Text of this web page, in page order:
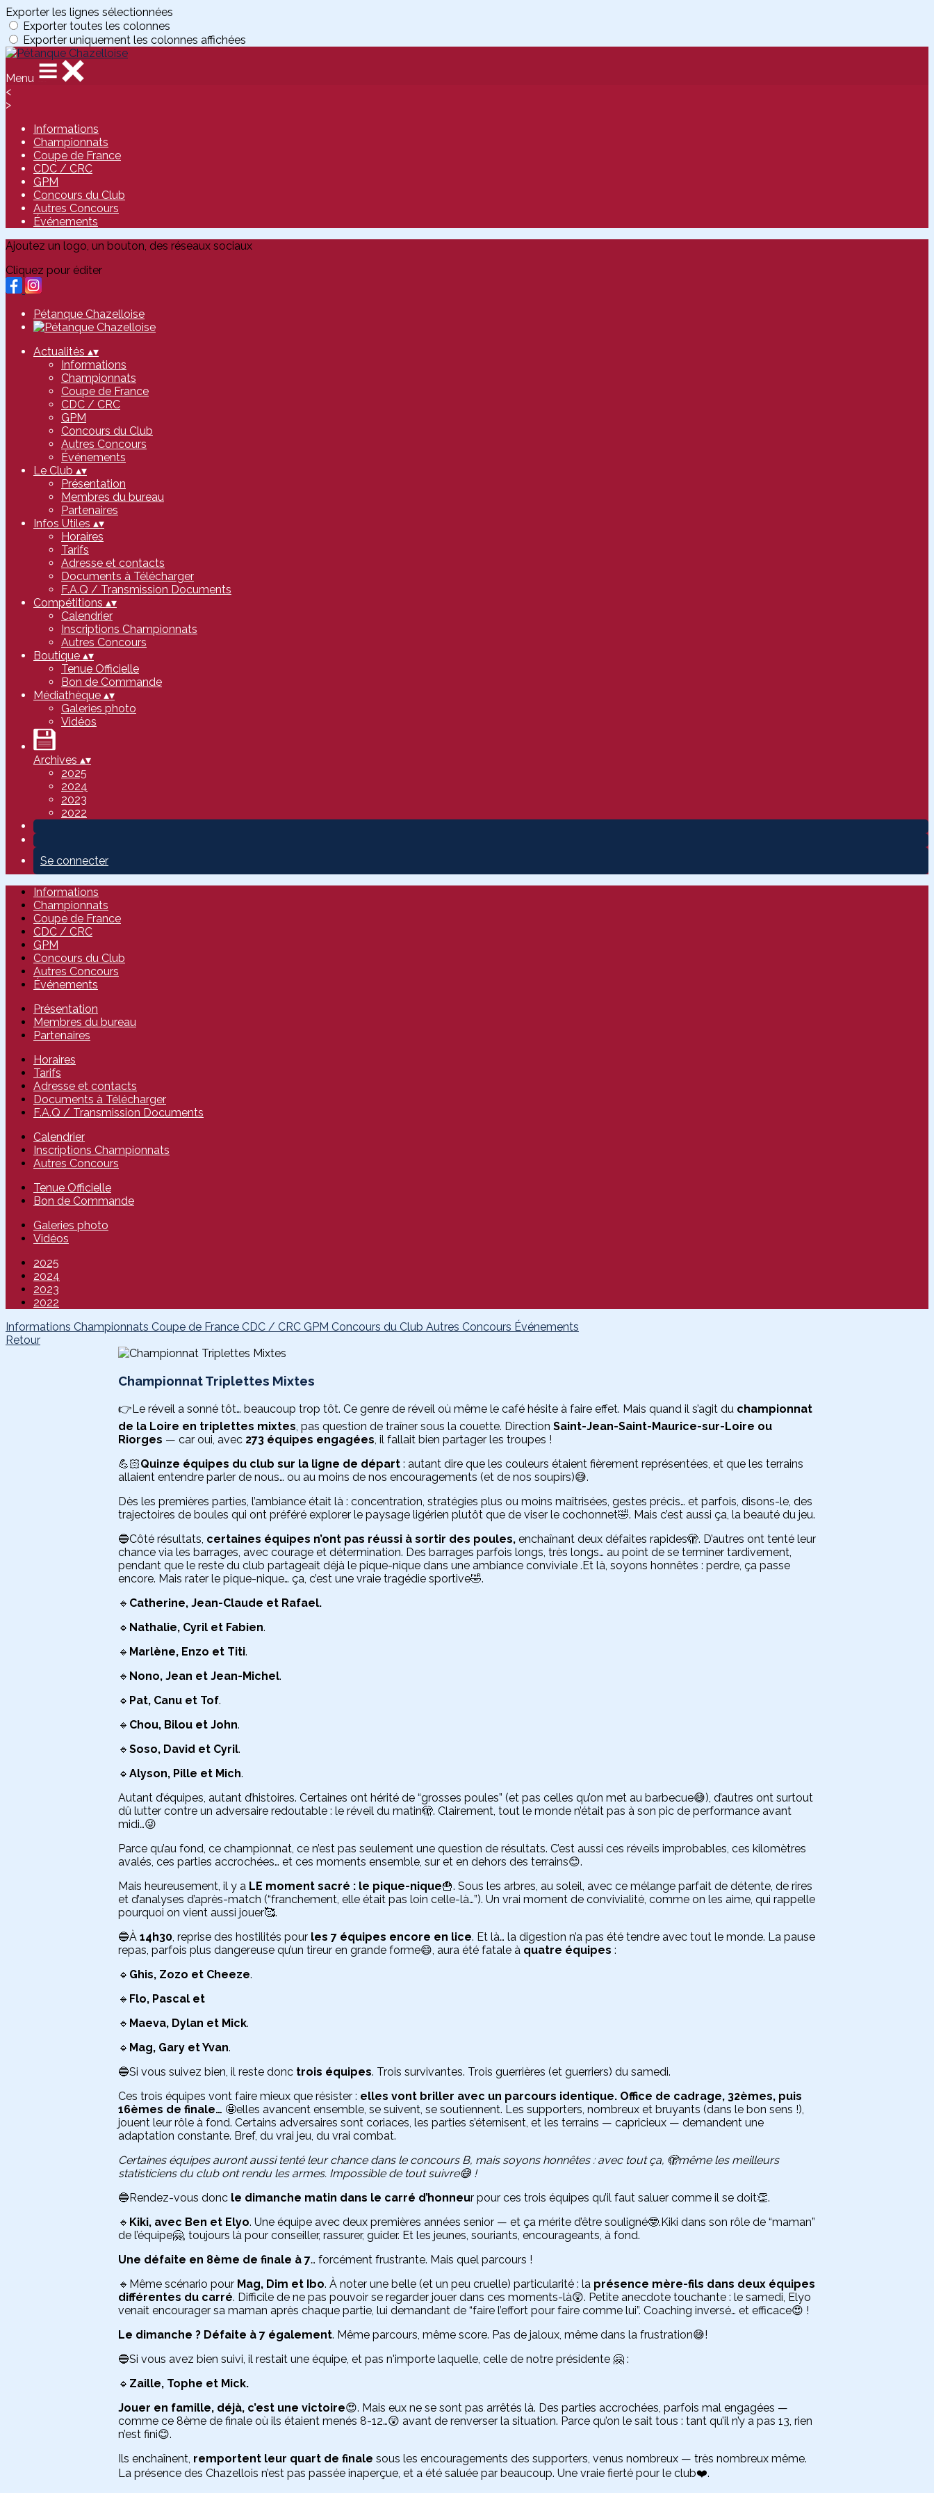
Exporter les lignes sélectionnées
Exporter toutes les colonnes
Exporter uniquement les colonnes affichées
Menu
<
>
Informations
Championnats
Coupe de France
CDC / CRC
GPM
Concours du Club
Autres Concours
Événements
Ajoutez un logo, un bouton, des réseaux sociaux
Cliquez pour éditer
Pétanque Chazelloise
Actualités ▴▾
Informations
Championnats
Coupe de France
CDC / CRC
GPM
Concours du Club
Autres Concours
Événements
Le Club ▴▾
Présentation
Membres du bureau
Partenaires
Infos Utiles ▴▾
Horaires
Tarifs
Adresse et contacts
Documents à Télécharger
F.A.Q / Transmission Documents
Compétitions ▴▾
Calendrier
Inscriptions Championnats
Autres Concours
Boutique ▴▾
Tenue Officielle
Bon de Commande
Médiathèque ▴▾
Galeries photo
Vidéos
Archives ▴▾
2025
2024
2023
2022
Se connecter
Informations
Championnats
Coupe de France
CDC / CRC
GPM
Concours du Club
Autres Concours
Événements
Présentation
Membres du bureau
Partenaires
Horaires
Tarifs
Adresse et contacts
Documents à Télécharger
F.A.Q / Transmission Documents
Calendrier
Inscriptions Championnats
Autres Concours
Tenue Officielle
Bon de Commande
Galeries photo
Vidéos
2025
2024
2023
2022
Informations Championnats Coupe de France CDC / CRC GPM Concours du Club Autres Concours Événements
Retour
Championnat Triplettes Mixtes
👉Le réveil a sonné tôt… beaucoup trop tôt. Ce genre de réveil où même le café hésite à faire effet. Mais quand il s’agit du championnat
de la Loire en triplettes mixtes, pas question de traîner sous la couette. Direction Saint-Jean-Saint-Maurice-sur-Loire ou
Riorges — car oui, avec 273 équipes engagées, il fallait bien partager les troupes !
💪🏻Quinze équipes du club sur la ligne de départ : autant dire que les couleurs étaient fièrement représentées, et que les terrains
allaient entendre parler de nous… ou au moins de nos encouragements (et de nos soupirs)😅.
Dès les premières parties, l’ambiance était là : concentration, stratégies plus ou moins maîtrisées, gestes précis… et parfois, disons-le, des
trajectoires de boules qui ont préféré explorer le paysage ligérien plutôt que de viser le cochonnet🤣. Mais c’est aussi ça, la beauté du jeu.
🔵Côté résultats, certaines équipes n’ont pas réussi à sortir des poules, enchaînant deux défaites rapides🫣. D’autres ont tenté leur
chance via les barrages, avec courage et détermination. Des barrages parfois longs, très longs… au point de se terminer tardivement,
pendant que le reste du club partageait déjà le pique-nique dans une ambiance conviviale .Et là, soyons honnêtes : perdre, ça passe
encore. Mais rater le pique-nique… ça, c’est une vraie tragédie sportive🤣.
🔹 Catherine, Jean-Claude et Rafael.
🔹 Nathalie, Cyril et Fabien.
🔹 Marlène, Enzo et Titi.
🔹 Nono, Jean et Jean-Michel.
🔹 Pat, Canu et Tof.
🔹 Chou, Bilou et John.
🔹 Soso, David et Cyril.
🔹 Alyson, Pille et Mich.
Autant d’équipes, autant d’histoires. Certaines ont hérité de “grosses poules” (et pas celles qu’on met au barbecue😅), d’autres ont surtout
dû lutter contre un adversaire redoutable : le réveil du matin🫣. Clairement, tout le monde n’était pas à son pic de performance avant
midi…😜
Parce qu’au fond, ce championnat, ce n’est pas seulement une question de résultats. C’est aussi ces réveils improbables, ces kilomètres
avalés, ces parties accrochées… et ces moments ensemble, sur et en dehors des terrains😊.
Mais heureusement, il y a LE moment sacré : le pique-nique🍟. Sous les arbres, au soleil, avec ce mélange parfait de détente, de rires
et d’analyses d’après-match (“franchement, elle était pas loin celle-là…”). Un vrai moment de convivialité, comme on les aime, qui rappelle
pourquoi on vient aussi jouer🥰.
🔵À 14h30, reprise des hostilités pour les 7 équipes encore en lice. Et là… la digestion n’a pas été tendre avec tout le monde. La pause
repas, parfois plus dangereuse qu’un tireur en grande forme😄, aura été fatale à quatre équipes :
🔹 Ghis, Zozo et Cheeze.
🔹 Flo, Pascal et
🔹 Maeva, Dylan et Mick.
🔹 Mag, Gary et Yvan.
🔵Si vous suivez bien, il reste donc trois équipes. Trois survivantes. Trois guerrières (et guerriers) du samedi.
Ces trois équipes vont faire mieux que résister : elles vont briller avec un parcours identique. Office de cadrage, 32èmes, puis
16èmes de finale… 🤩elles avancent ensemble, se suivent, se soutiennent. Les supporters, nombreux et bruyants (dans le bon sens !),
jouent leur rôle à fond. Certains adversaires sont coriaces, les parties s’éternisent, et les terrains — capricieux — demandent une
adaptation constante. Bref, du vrai jeu, du vrai combat.
Certaines équipes auront aussi tenté leur chance dans le concours B, mais soyons honnêtes : avec tout ça, 🫣même les meilleurs
statisticiens du club ont rendu les armes. Impossible de tout suivre😅 !
🔵Rendez-vous donc le dimanche matin dans le carré d’honneur pour ces trois équipes qu’il faut saluer comme il se doit👏.
🔹 Kiki, avec Ben et Elyo. Une équipe avec deux premières années senior — et ça mérite d’être souligné🤓.Kiki dans son rôle de “maman”
de l’équipe🤗, toujours là pour conseiller, rassurer, guider. Et les jeunes, souriants, encourageants, à fond.
Une défaite en 8ème de finale à 7… forcément frustrante. Mais quel parcours !
🔹Même scénario pour Mag, Dim et Ibo. À noter une belle (et un peu cruelle) particularité : la présence mère-fils dans deux équipes
différentes du carré. Difficile de ne pas pouvoir se regarder jouer dans ces moments-là😲. Petite anecdote touchante : le samedi, Elyo
venait encourager sa maman après chaque partie, lui demandant de “faire l’effort pour faire comme lui”. Coaching inversé… et efficace😍 !
Le dimanche ? Défaite à 7 également. Même parcours, même score. Pas de jaloux, même dans la frustration😅!
🔵Si vous avez bien suivi, il restait une équipe, et pas n'importe laquelle, celle de notre présidente 🤗 :
🔹 Zaille, Tophe et Mick.
Jouer en famille, déjà, c’est une victoire😍. Mais eux ne se sont pas arrêtés là. Des parties accrochées, parfois mal engagées —
comme ce 8ème de finale où ils étaient menés 8-12…😲 avant de renverser la situation. Parce qu’on le sait tous : tant qu’il n’y a pas 13, rien
n’est fini😊.
Ils enchaînent, remportent leur quart de finale sous les encouragements des supporters, venus nombreux — très nombreux même.
La présence des Chazellois n’est pas passée inaperçue, et a été saluée par beaucoup. Une vraie fierté pour le club❤️.